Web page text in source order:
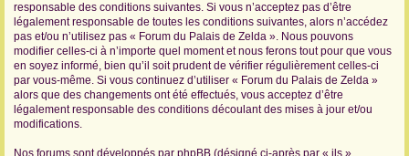
responsable des conditions suivantes. Si vous n’acceptez pas d’être
légalement responsable de toutes les conditions suivantes, alors n’accédez
pas et/ou n’utilisez pas « Forum du Palais de Zelda ». Nous pouvons
modifier celles-ci à n’importe quel moment et nous ferons tout pour que vous
en soyez informé, bien qu’il soit prudent de vérifier régulièrement celles-ci
par vous-même. Si vous continuez d’utiliser « Forum du Palais de Zelda »
alors que des changements ont été effectués, vous acceptez d’être
légalement responsable des conditions découlant des mises à jour et/ou
modifications.
Nos forums sont développés par phpBB (désigné ci-après par « ils »,